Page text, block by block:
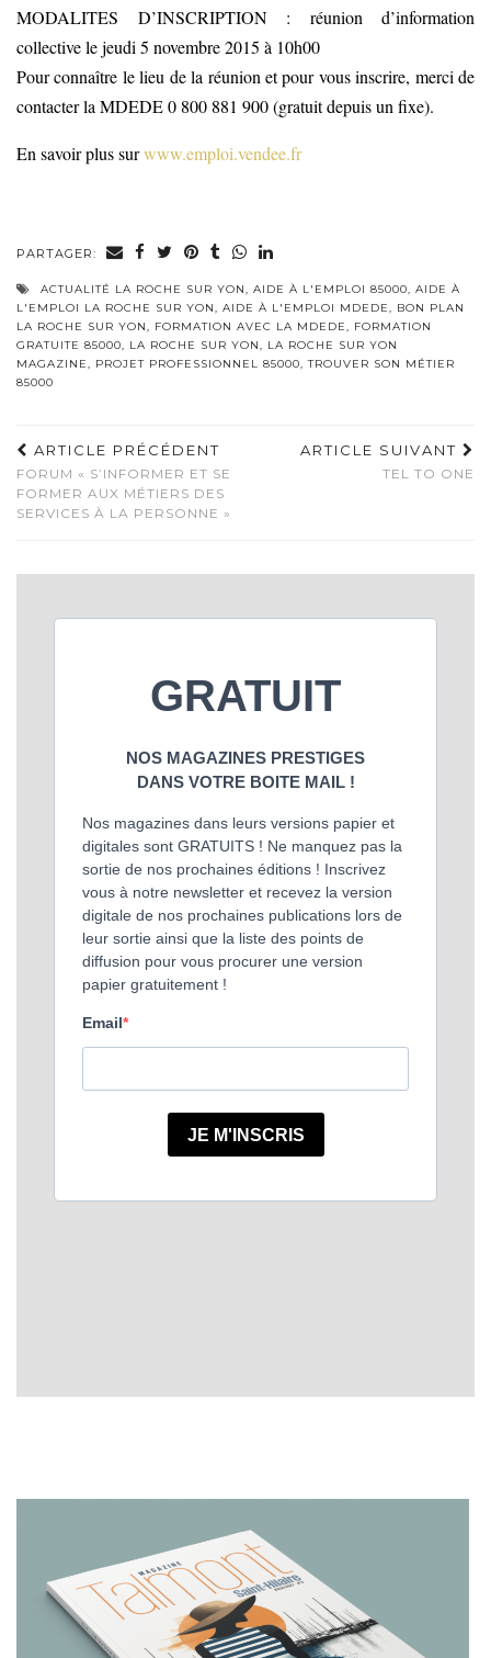
MODALITES D’INSCRIPTION : réunion d’information
collective le jeudi 5 novembre 2015 à 10h00
Pour connaître le lieu de la réunion et pour vous inscrire, merci de
contacter la MDEDE 0 800 881 900 (gratuit depuis un fixe).
En savoir plus surwww.emploi.vendee.fr
PARTAGER:
ACTUALITÉ LA ROCHE SUR YON, AIDE À L'EMPLOI 85000, AIDE À
L'EMPLOI LA ROCHE SUR YON, AIDE À L'EMPLOI MDEDE, BON PLAN
LA ROCHE SUR YON, FORMATION AVEC LA MDEDE, FORMATION
GRATUITE 85000, LA ROCHE SUR YON, LA ROCHE SUR YON
MAGAZINE, PROJET PROFESSIONNEL 85000,TROUVER SON MÉTIER
85000
ARTICLE PRÉCÉDENT
FORUM « S’INFORMER ET SE
FORMER AUX MÉTIERS DES
SERVICES À LA PERSONNE »
ARTICLE SUIVANT
TEL TO ONE